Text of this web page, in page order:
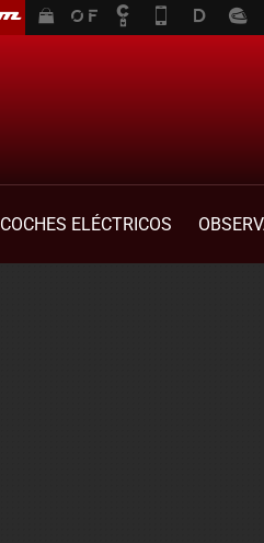
COCHES ELÉCTRICOS